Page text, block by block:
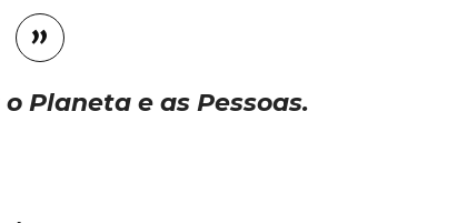
Planeta e as Pessoas.